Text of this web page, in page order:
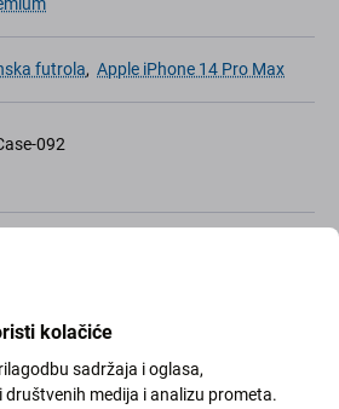
futrola, Apple iPhone 14 Pro Max
092
Podijeli
kolačiće
sadržaja i oglasa,
medija i analizu prometa.